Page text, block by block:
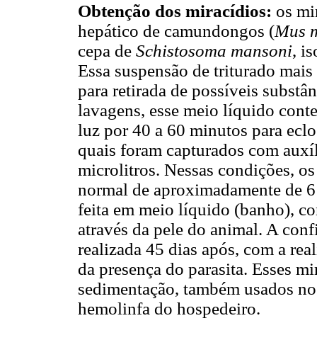
Obtenção dos miracídios: os
hepático de camundongos (Mus
cepa de Schistosoma mansoni,
Essa suspensão de triturado
para retirada de possíveis
lavagens, esse meio líquido
luz por 40 a 60 minutos para
quais foram capturados com
microlitros. Nessas condições,
normal de aproximadamente de
feita em meio líquido (banho),
através da pele do animal. A
realizada 45 dias após, com a
da presença do parasita. Esses
sedimentação, também usados
hemolinfa do hospedeiro.